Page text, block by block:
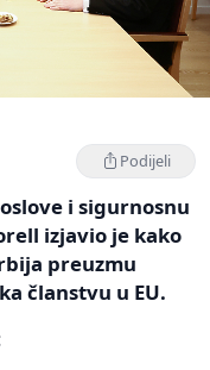
Podijeli
i sigurnosnu
izjavio je kako
preuzmu
članstvu u EU.